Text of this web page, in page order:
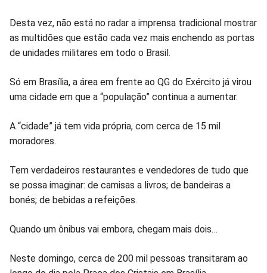
FacebookWhatsappTwitterMessengerTelegramGettr
Desta vez, não está no radar a imprensa tradicional mostrar
as multidões que estão cada vez mais enchendo as portas
de unidades militares em todo o Brasil.
Só em Brasília, a área em frente ao QG do Exército já virou
uma cidade em que a “população” continua a aumentar.
A “cidade” já tem vida própria, com cerca de 15 mil
moradores.
Tem verdadeiros restaurantes e vendedores de tudo que
se possa imaginar: de camisas a livros; de bandeiras a
bonés; de bebidas a refeições.
Quando um ônibus vai embora, chegam mais dois…
Neste domingo, cerca de 200 mil pessoas transitaram ao